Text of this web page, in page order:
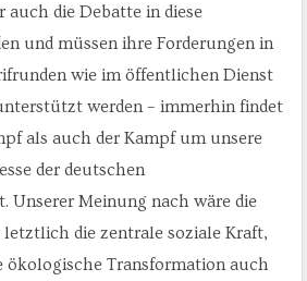
auch die Debatte in diese
und müssen ihre Forderungen in
wie im öffentlichen Dienst
werden – immerhin findet
als auch der Kampf um unsere
der deutschen
Unserer Meinung nach wäre die
letztlich die zentrale soziale Kraft,
ökologische Transformation auch